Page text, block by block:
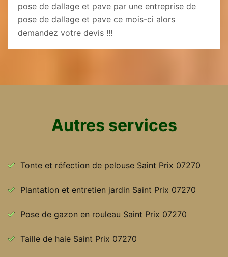
pose de dallage et pave par une entreprise de
pose de dallage et pave ce mois-ci alors
demandez votre devis !!!
Autres services
Tonte et réfection de pelouse Saint Prix 07270
Plantation et entretien jardin Saint Prix 07270
Pose de gazon en rouleau Saint Prix 07270
Taille de haie Saint Prix 07270